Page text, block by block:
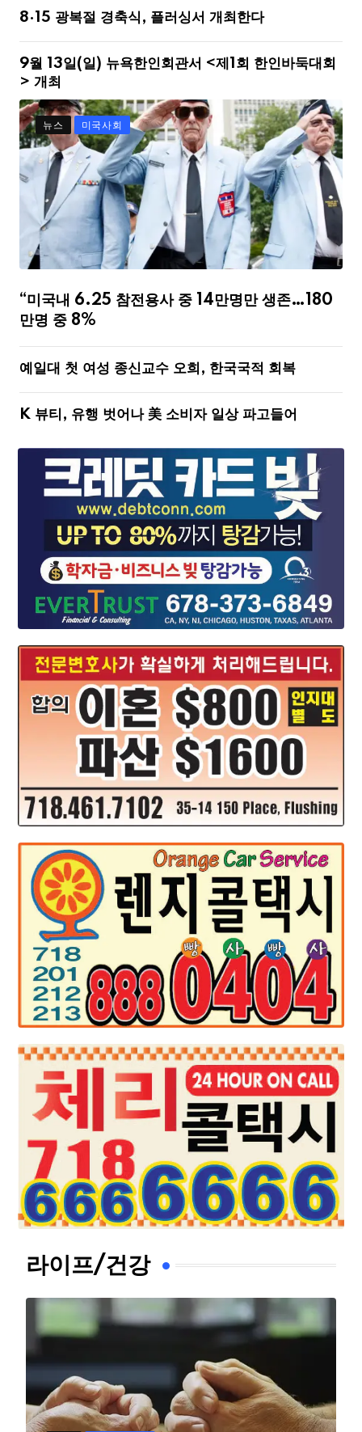
8·15 광복절 경축식, 플러싱서 개최한다
9월 13일(일) 뉴욕한인회관서 <제1회 한인바둑대회
> 개최
뉴스 미국사회
“미국내 6.25 참전용사 중 14만명만 생존…180
만명 중 8%
예일대 첫 여성 종신교수 오희, 한국국적 회복
K 뷰티, 유행 벗어나 美 소비자 일상 파고들어
라이프/건강